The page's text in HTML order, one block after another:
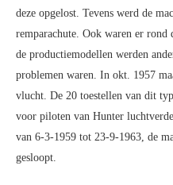
deze opgelost. Tevens werd de
remparachute. Ook waren er
de productiemodellen werden
problemen waren. In okt. 1957
vlucht. De 20 toestellen van dit
voor piloten van Hunter
van 6-3-1959 tot 23-9-1963, de
gesloopt.